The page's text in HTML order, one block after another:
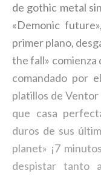
de gothic metal
«Demonic
primer plano,
the fall» comienza
comandado por
platillos de
que casa
duros de sus
planet» ¡7
despistar tanto